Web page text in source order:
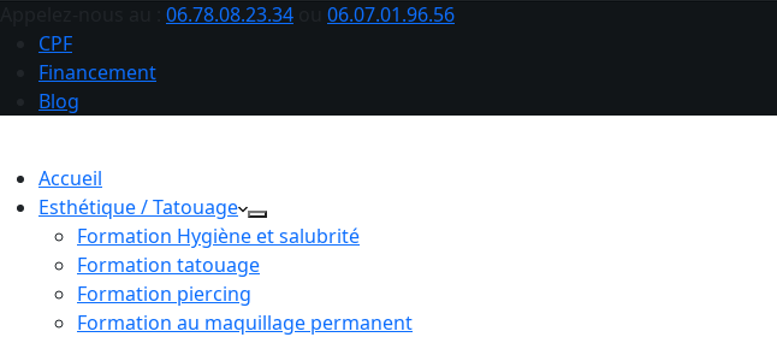
06.78.08.23.34
06.07.01.96.56
CPF
Financement
Blog
Accueil
Esthétique / Tatouage
Formation Hygiène et salubrité
Formation tatouage
Formation piercing
Formation au maquillage permanent